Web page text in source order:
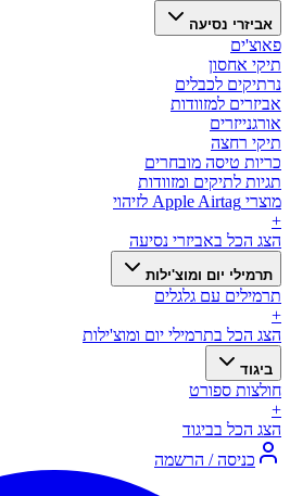
אביזרי נסיעה
פאוצ'ים
תיקי אחסון
נרתיקים לכבלים
אביזרים למזוודות
אורגנייזרים
תיקי רחצה
כריות טיסה מובחרים
תגיות לתיקים ומזוודות
מוצרי Apple Airtag לזיהוי
+
הצג הכל באביזרי נסיעה
תרמילי יום ומוצ'ילות
תרמילים עם גלגלים
+
הצג הכל בתרמילי יום ומוצ'ילות
ביגוד
חולצות ספורט
+
הצג הכל בביגוד
כניסה / הרשמה